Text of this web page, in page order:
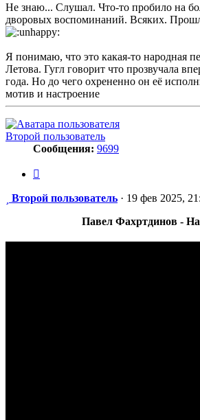
Не знаю... Слушал. Что-то пробило на
дворовых воспоминаний. Всяких.
Я понимаю, что это какая-то народная
Летова. Гугл говорит что прозвучала
года. Но до чего охрененно он её
мотив и настроение
Второй пользователь
Сообщения: 9699
Сообщение
Второй пользователь · 19 фев 2025,
Павел Фахртдинов -